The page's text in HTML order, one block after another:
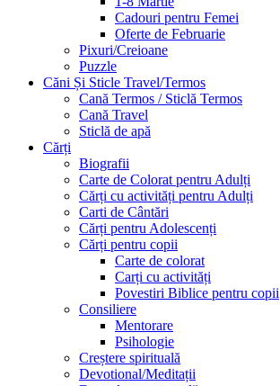
Cadouri pentru Femei
Oferte de Februarie
Pixuri/Creioane
Puzzle
Căni Și Sticle Travel/Termos
Cană Termos / Sticlă Termos
Cană Travel
Sticlă de apă
Cărți
Biografii
Carte de Colorat pentru Adulți
Cărți cu activități pentru Adulți
Carti de Cântări
Cărți pentru Adolescenți
Cărți pentru copii
Carte de colorat
Carți cu activități
Povestiri Biblice pentru copii
Consiliere
Mentorare
Psihologie
Creștere spirituală
Devotional/Meditații